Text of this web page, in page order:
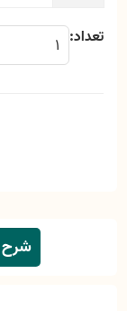
تعداد:
شرح